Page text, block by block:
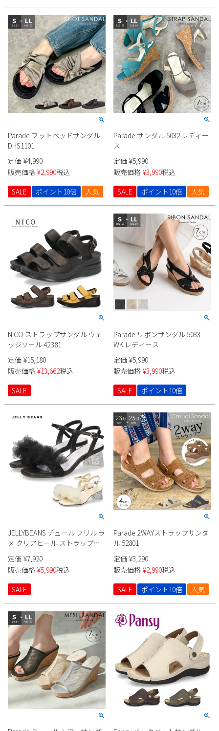
Parade フットベッドサンダル
DHS1101
定価 ¥4,990
販売価格 ¥2,990税込
SALE
ポイント10倍 人気
Parade サンダル 5032 レディー
ス
定価 ¥5,990
販売価格 ¥3,990税込
SALE
ポイント10倍 人気
NICO ストラップサンダル ウェ
ッジソール 42381
定価 ¥15,180
販売価格 ¥13,662税込
SALE
Parade リボンサンダル 5033-
WK レディース
定価 ¥5,990
販売価格 ¥3,990税込
SALE
ポイント10倍
JELLYBEANS チュール フリル ラ
メ クリアヒール ストラップサ
ンダル 204-62166
定価 ¥7,920
販売価格 ¥5,990税込
SALE
Parade 2WAYストラップサンダ
ル 52801
定価 ¥3,290
販売価格 ¥2,990税込
SALE
ポイント10倍 人気